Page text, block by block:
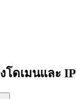
โดเมนและ IP